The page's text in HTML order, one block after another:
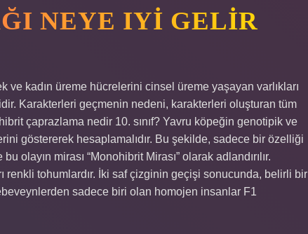
NEYE IYI GELIR
ve kadın üreme hücrelerini cinsel üreme yaşayan varlıkları
Karakterleri geçmenin nedeni, karakterleri oluşturan tüm
çaprazlama nedir 10. sınıf? Yavru köpeğin genotipik ve
göstererek hesaplamalıdır. Bu şekilde, sadece bir özelliği
olayın mirası “Monohibrit Mirası” olarak adlandırılır.
renkli tohumlardır. İki saf çizginin geçişi sonucunda, belirli bir
sadece biri olan homojen insanlar F1